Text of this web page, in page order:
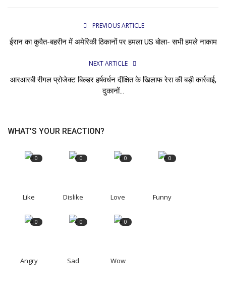
PREVIOUS ARTICLE
ईरान का कुवैत-बहरीन में अमेरिकी ठिकानों पर हमला US बोला- सभी हमले नाकाम
NEXT ARTICLE
आरआरबी रीगल प्रोजेक्ट बिल्डर हर्षवर्धन दीक्षित के खिलाफ रेरा की बड़ी कार्रवाई,
दुकानों...
WHAT'S YOUR REACTION?
0
Like
0
Dislike
0
Love
0
Funny
0
Angry
0
Sad
0
Wow